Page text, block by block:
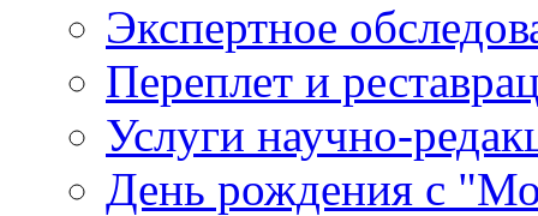
Экспертное
Переплет и
Услуги научно-
День рождения с